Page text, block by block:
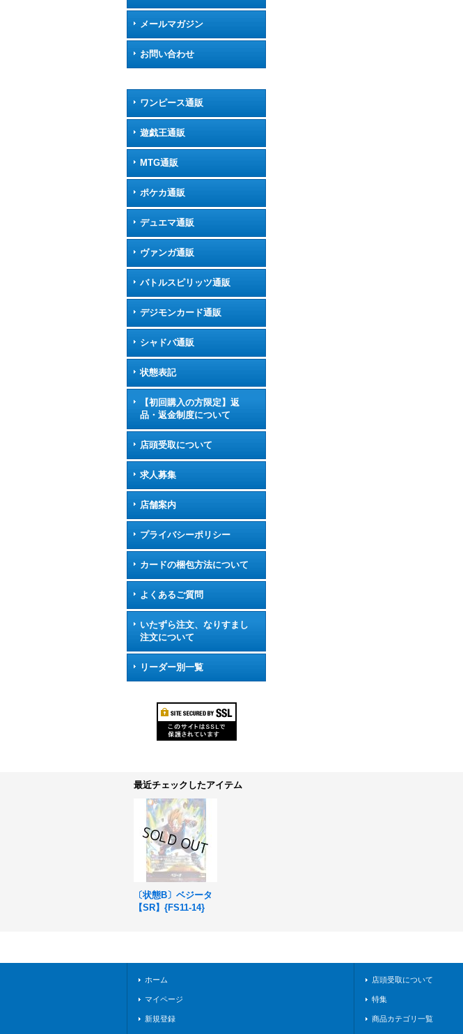
メールマガジン
お問い合わせ
ワンピース通販
遊戯王通販
MTG通販
ポケカ通販
デュエマ通販
ヴァンガ通販
バトルスピリッツ通販
デジモンカード通販
シャドバ通販
状態表記
【初回購入の方限定】返
品・返金制度について
店頭受取について
求人募集
店舗案内
プライバシーポリシー
カードの梱包方法について
よくあるご質問
いたずら注文、なりすまし
注文について
リーダー別一覧
最近チェックしたアイテム
〔状態B〕ベジータ
【SR】{FS11-14}
ホーム
マイページ
新規登録
店頭受取について
特集
商品カテゴリ一覧